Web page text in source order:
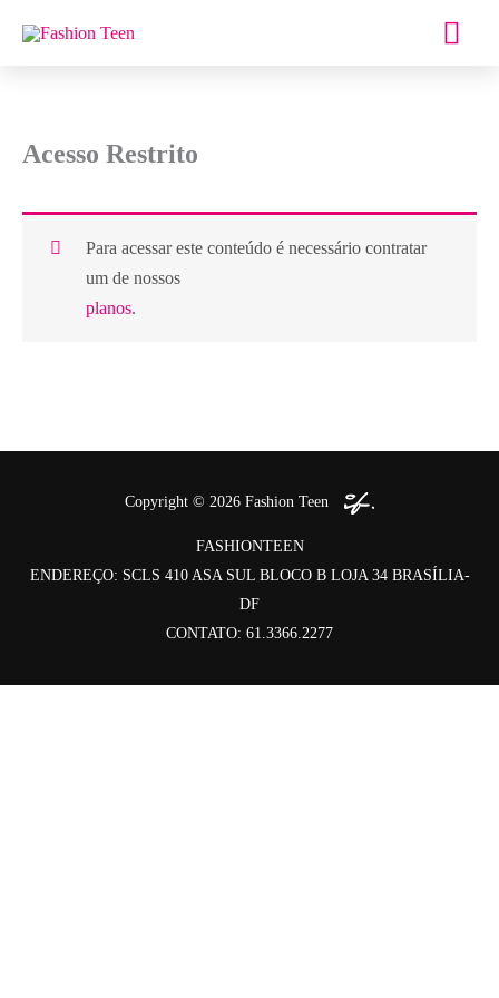
para
Acesso Restrito
Para acessar este conteúdo é necessário contratar
um de nossos
planos.
Copyright © 2026 Fashion Teen
FASHIONTEEN
ENDEREÇO: SCLS 410 ASA SUL BLOCO B LOJA 34 BRASÍLIA-
DF
CONTATO: 61.3366.2277